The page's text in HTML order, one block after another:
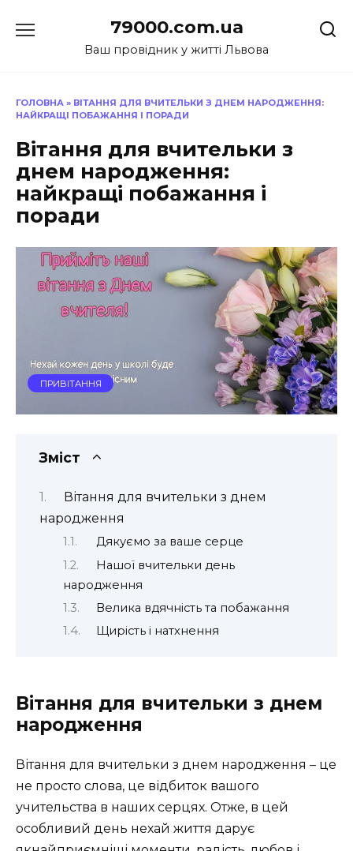
до
79000.com.ua
Ваш провідник у житті Львова
ГОЛОВНА » ВІТАННЯ ДЛЯ ВЧИТЕЛЬКИ З ДНЕМ НАРОДЖЕННЯ:
НАЙКРАЩІ ПОБАЖАННЯ І ПОРАДИ
Вітання для вчительки з
днем народження:
найкращі побажання і
поради
ПРИВІТАННЯ
Зміст
Вітання для вчительки з днем
народження
Дякуємо за ваше серце
Нашої вчительки день
народження
Велика вдячність та побажання
Щирість і натхнення
Вітання для вчительки з днем
народження
Вітання для вчительки з днем народження – це
не просто слова, це відбиток вашого
учительства в наших серцях. Отже, в цей
особливий день нехай життя дарує